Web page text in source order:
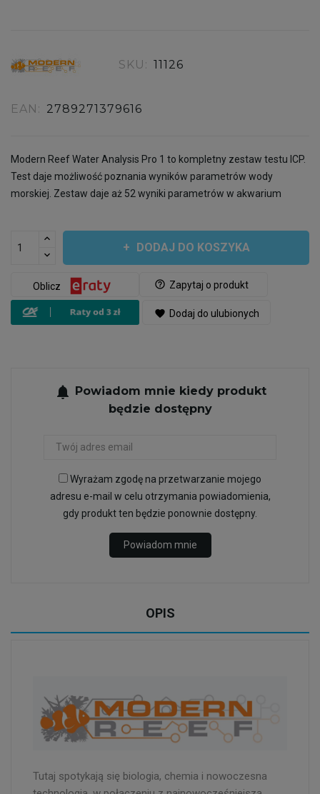
SKU: 11126
EAN: 2789271379616
Modern Reef Water Analysis Pro 1 to kompletny zestaw testu ICP.
Test daje możliwość poznania wyników parametrów wody
morskiej. Zestaw daje aż 52 wyniki parametrów w akwarium
DODAJ DO KOSZYKA
help_outline Zapytaj o produkt
Oblicz
favorite Dodaj do ulubionych
notifications Powiadom mnie kiedy produkt
będzie dostępny
Wyrażam zgodę na przetwarzanie mojego
adresu e-mail w celu otrzymania powiadomienia,
gdy produkt ten będzie ponownie dostępny.
Powiadom mnie
OPIS
Tutaj spotykają się biologia, chemia i nowoczesna